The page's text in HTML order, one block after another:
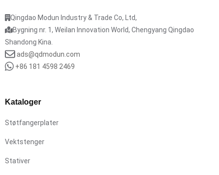
Qingdao Modun Industry & Trade Co, Ltd,
Bygning nr. 1, Weilan Innovation World, Chengyang Qingdao
Shandong Kina.
ads@qdmodun.com
+86 181 4598 2469
Kataloger
Støtfangerplater
Vektstenger
Stativer